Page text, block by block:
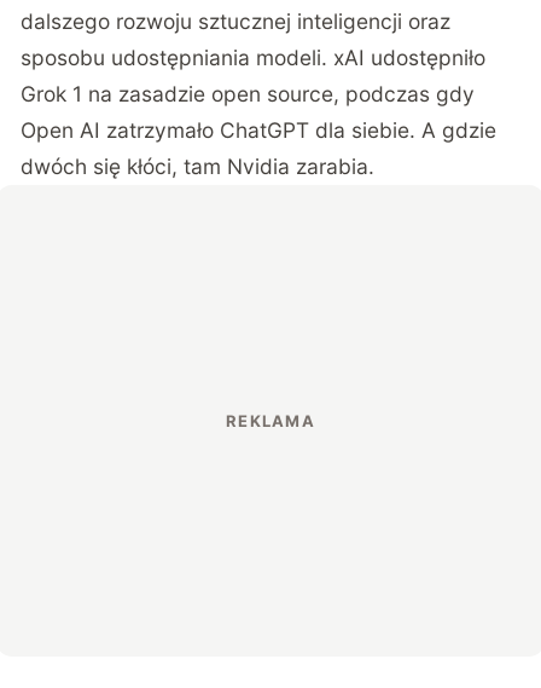
dalszego rozwoju sztucznej inteligencji oraz
sposobu udostępniania modeli. xAI udostępniło
Grok 1 na zasadzie open source, podczas gdy
Open AI zatrzymało ChatGPT dla siebie. A gdzie
dwóch się kłóci, tam Nvidia zarabia.